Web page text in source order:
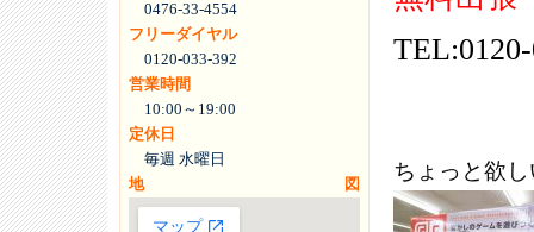
ちょっと欲
0476-33-4554
フリーダイヤル
0120-033-392
営業時間
10:00～19:00
定休日
毎週 水曜日
地図